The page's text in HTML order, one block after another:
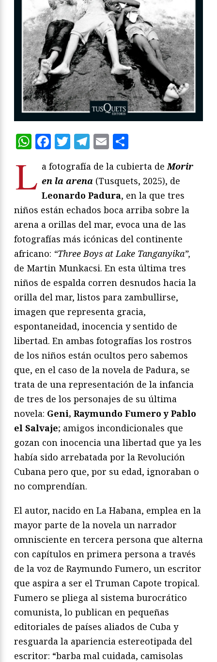
WhatsApp
Facebook
Twitter
Telegram
Email
L a fotografía de la cubierta de Morir
en la arena (Tusquets, 2025), de
Leonardo Padura, en la que tres
niños están echados boca arriba sobre la
arena a orillas del mar, evoca una de las
fotografías más icónicas del continente
africano: “Three Boys at Lake Tanganyika”,
de Martin Munkacsi. En esta última tres
niños de espalda corren desnudos hacia la
orilla del mar, listos para zambullirse,
imagen que representa gracia,
espontaneidad, inocencia y sentido de
libertad. En ambas fotografías los rostros
de los niños están ocultos pero sabemos
que, en el caso de la novela de Padura, se
trata de una representación de la infancia
de tres de los personajes de su última
novela: Geni, Raymundo Fumero y Pablo
el Salvaje; amigos incondicionales que
gozan con inocencia una libertad que ya les
había sido arrebatada por la Revolución
Cubana pero que, por su edad, ignoraban o
no comprendían.
El autor, nacido en La Habana, emplea en la
mayor parte de la novela un narrador
omnisciente en tercera persona que alterna
con capítulos en primera persona a través
de la voz de Raymundo Fumero, un escritor
que aspira a ser el Truman Capote tropical.
Fumero se pliega al sistema burocrático
comunista, lo publican en pequeñas
editoriales de países aliados de Cuba y
resguarda la apariencia estereotipada del
escritor: “barba mal cuidada, camisolas